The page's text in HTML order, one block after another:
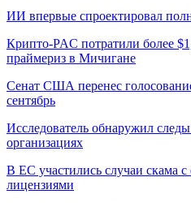
ИИ впервые спроектировал
Крипто-PAC потратили более
праймериз в Мичигане
Сенат США перенес
сентябрь
Исследователь обнаружил
организациях
В ЕС участились случаи скама
лицензиями